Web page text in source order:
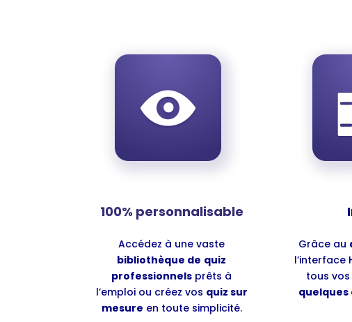
100% personnalisable
Accédez à une vaste
bibliothèque de quiz
professionnels prêts à
l’emploi ou créez vos quiz sur
mesure en toute simplicité.
Grâce au
l’interface
tous vos
quelques